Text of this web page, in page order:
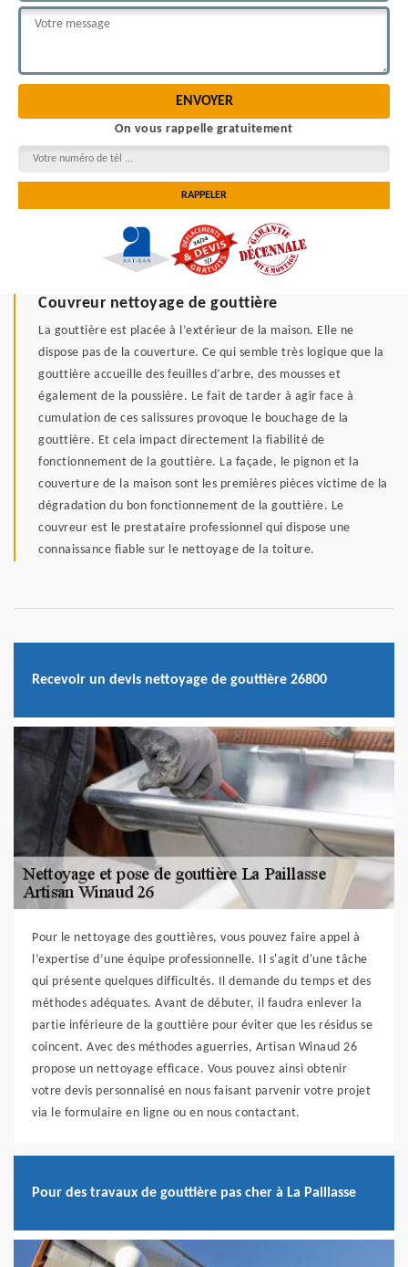
On vous rappelle gratuitement
Couvreur nettoyage de gouttière
La gouttière est placée à l’extérieur de la maison. Elle ne
dispose pas de la couverture. Ce qui semble très logique que la
gouttière accueille des feuilles d’arbre, des mousses et
également de la poussière. Le fait de tarder à agir face à
cumulation de ces salissures provoque le bouchage de la
gouttière. Et cela impact directement la fiabilité de
fonctionnement de la gouttière. La façade, le pignon et la
couverture de la maison sont les premières pièces victime de la
dégradation du bon fonctionnement de la gouttière. Le
couvreur est le prestataire professionnel qui dispose une
connaissance fiable sur le nettoyage de la toiture.
Recevoir un devis nettoyage de gouttière 26800
Pour le nettoyage des gouttières, vous pouvez faire appel à
l’expertise d’une équipe professionnelle. Il s'agit d'une tâche
qui présente quelques difficultés. Il demande du temps et des
méthodes adéquates. Avant de débuter, il faudra enlever la
partie inférieure de la gouttière pour éviter que les résidus se
coincent. Avec des méthodes aguerries, Artisan Winaud 26
propose un nettoyage efficace. Vous pouvez ainsi obtenir
votre devis personnalisé en nous faisant parvenir votre projet
via le formulaire en ligne ou en nous contactant.
Pour des travaux de gouttière pas cher à La Paillasse